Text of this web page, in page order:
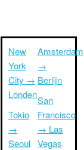
New
York
City →
Londen
Tokio
→
Seoul
Amsterdam
→
Berlijn
San
Francisco
→ Las
Vegas